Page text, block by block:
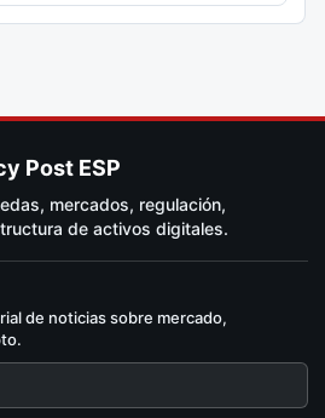
Post ESP
mercados, regulación,
de activos digitales.
de noticias sobre mercado,